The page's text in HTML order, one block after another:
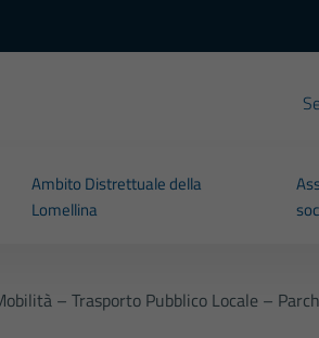
Ambito Distrettuale della
Lomellina
– Trasporto Pubblico Locale –